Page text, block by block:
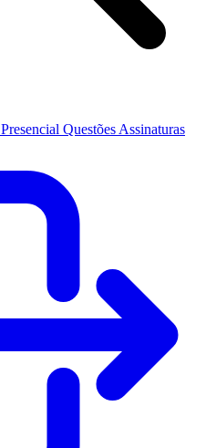
Presencial Questões Assinaturas